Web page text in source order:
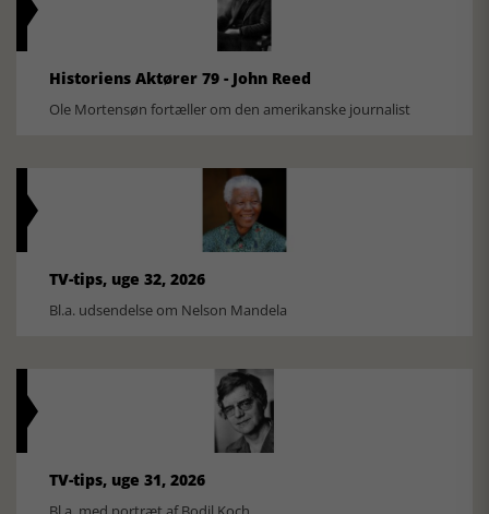
Historiens Aktører 79 - John Reed
Ole Mortensøn fortæller om den amerikanske journalist
TV-tips, uge 32, 2026
Bl.a. udsendelse om Nelson Mandela
TV-tips, uge 31, 2026